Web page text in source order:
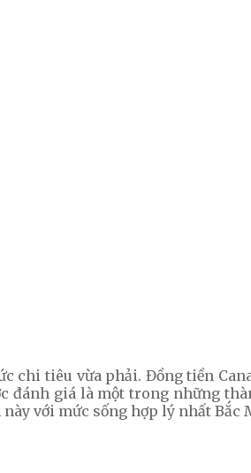
chi tiêu vừa phải. Đồng tiền
đánh giá là một trong những
với mức sống hợp lý nhất Bắc